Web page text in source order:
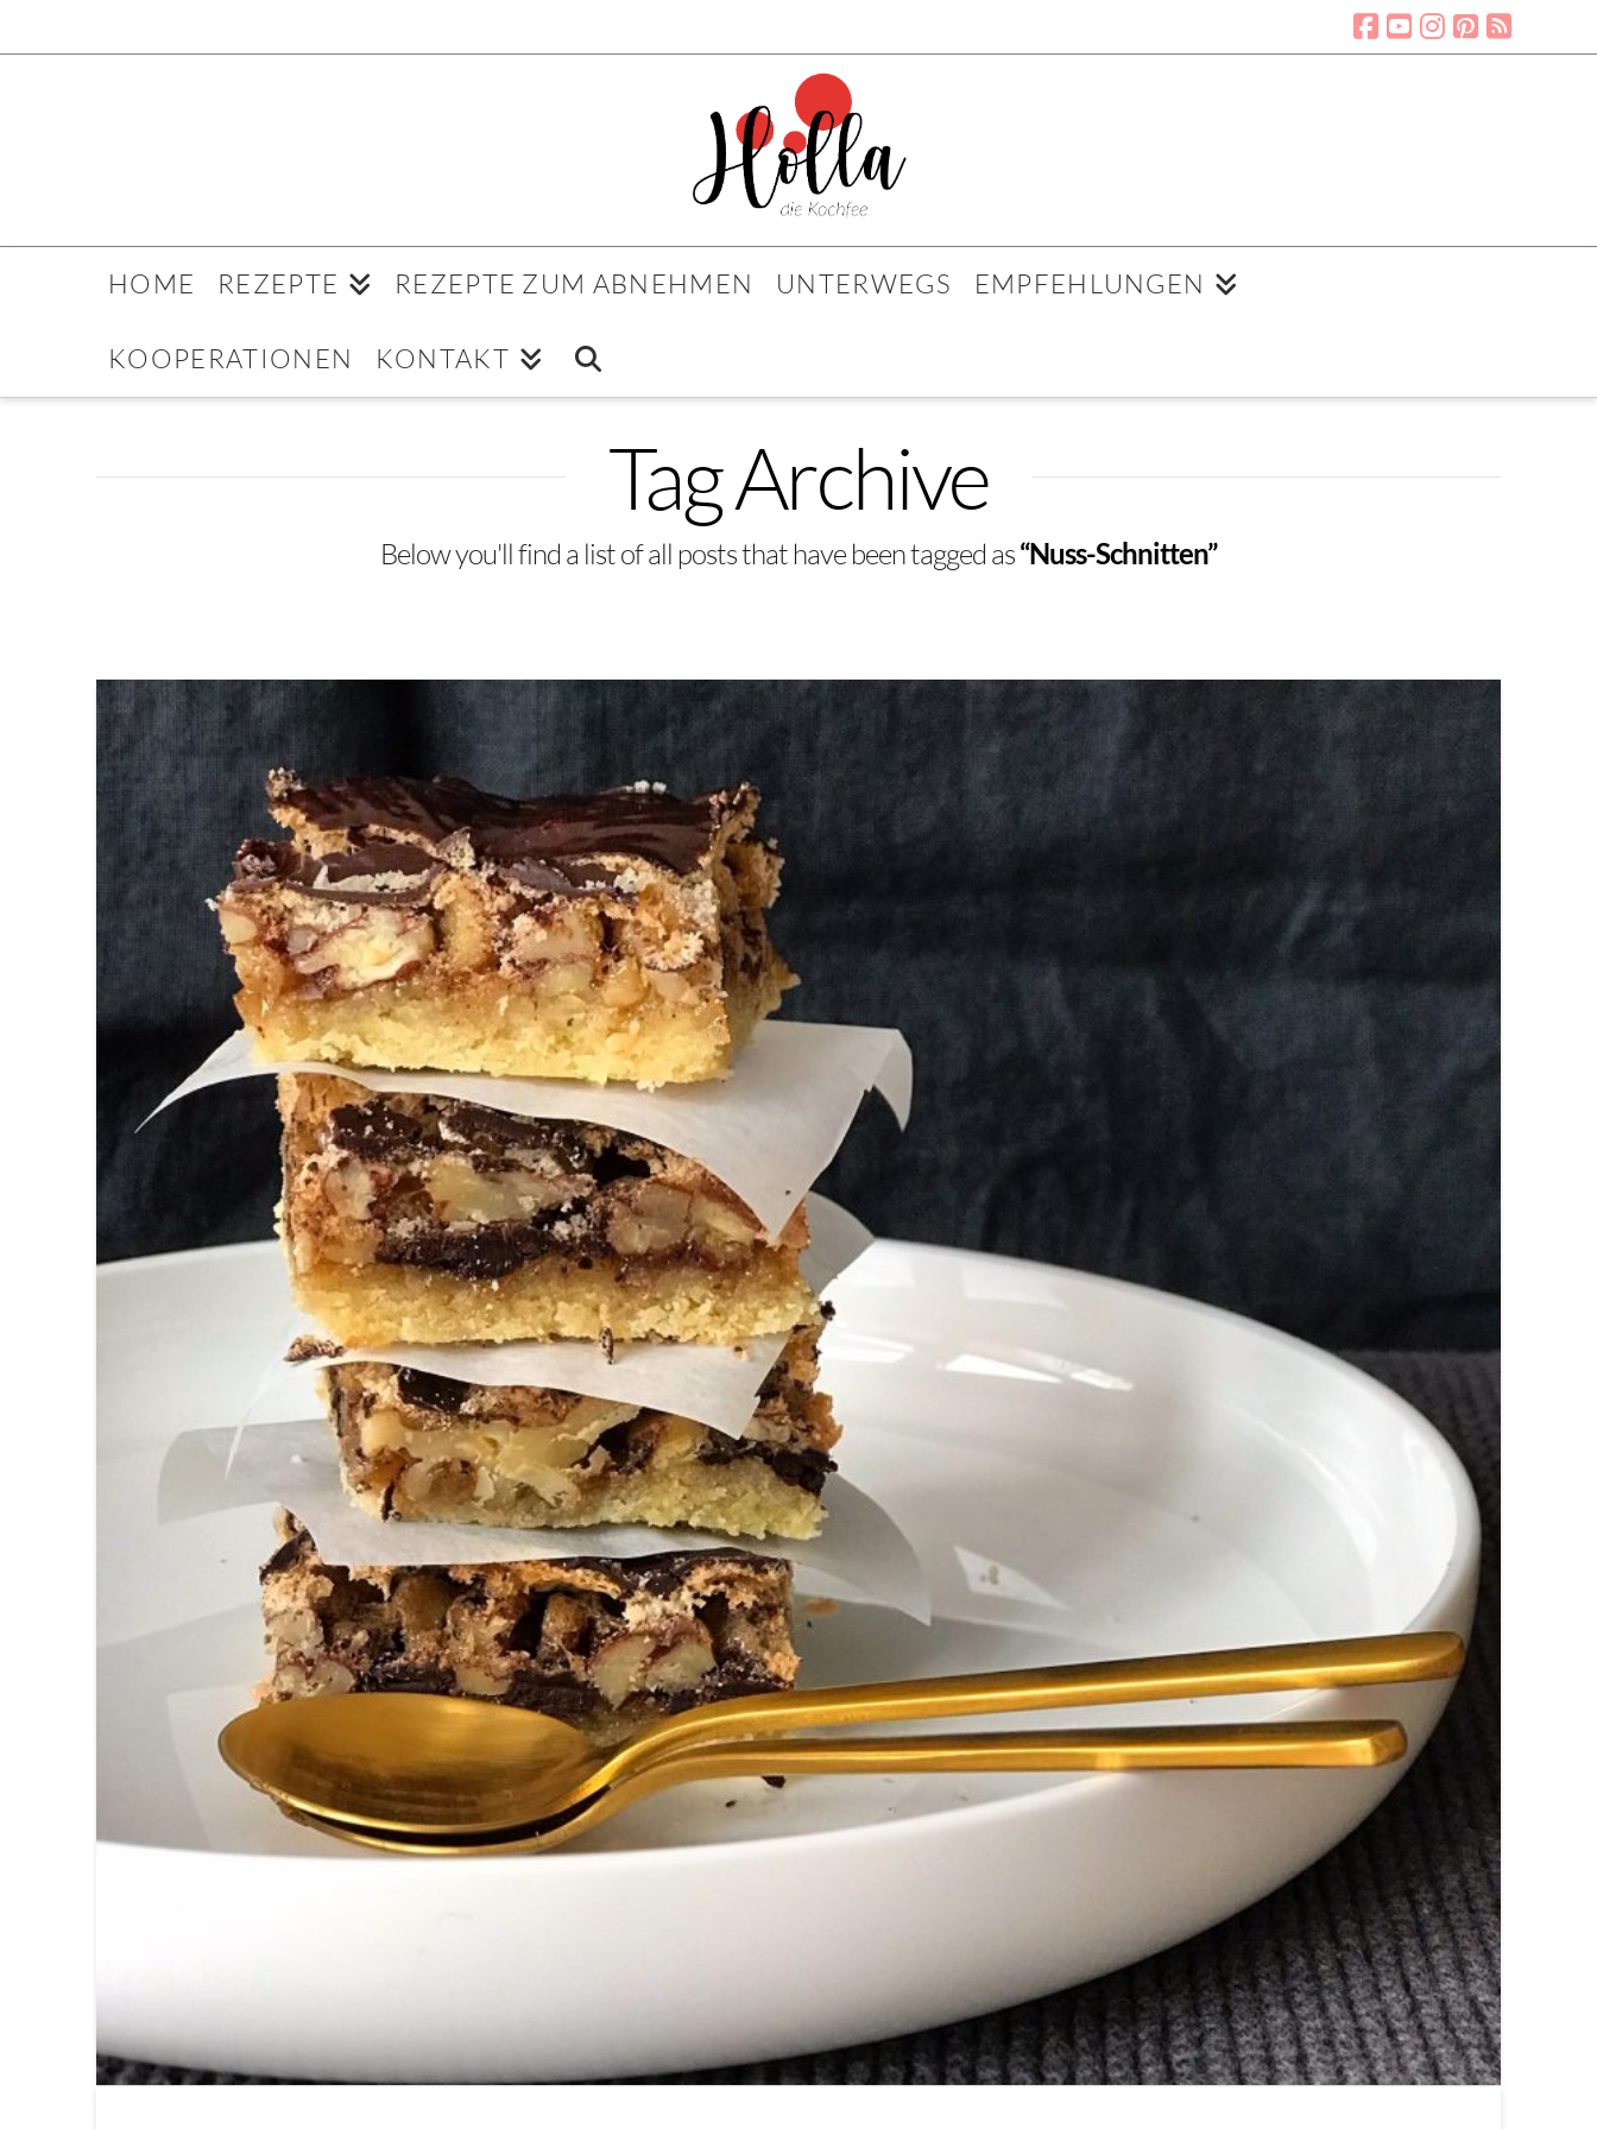
HOME REZEPTE REZEPTE ZUM ABNEHMEN UNTERWEGS EMPFEHLUNGEN
KOOPERATIONEN KONTAKT
Tag Archive
Below you'll find a list of all posts that have been tagged as“Nuss-Schnitten”